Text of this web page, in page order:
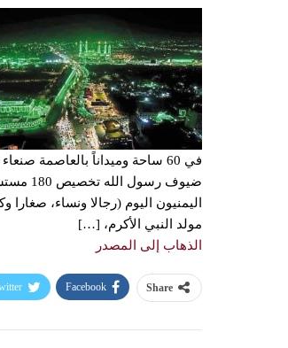
في 60 ساحة وميداناً بالعاصمة
اليمنيون اليوم (رجالا ونساء،
مولد النبي الأكرم، […]
الذهاب إلى المصدر
Share
Facebook